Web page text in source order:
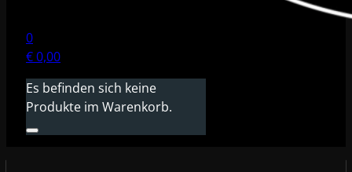
0
€0,00
Es befinden sich keine
Produkte im Warenkorb.